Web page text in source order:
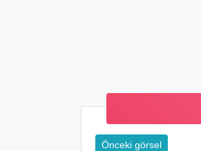
Önceki görsel